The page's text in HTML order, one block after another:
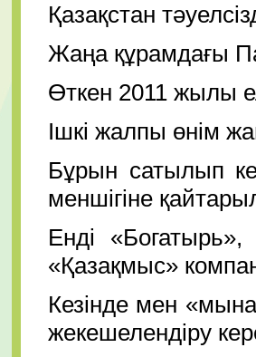
Қазақстан
Жаңа құрамдағы
Өткен 2011 жылы
Ішкі жалпы өнім
Бұрын сатылып
меншігіне
Енді
«Қазақмыс»
Кезінде мен
жекешелендіру